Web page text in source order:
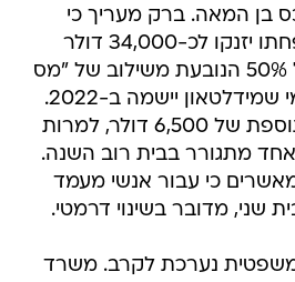
בן המאה. ברק מעריך כי
מיסי הרכוש של משפחתו יזנקו לכ-34,000 דולר
בשנה, עלייה של מעל 50% הנובעת משילוב של "מס
יישמה ב-2022.
הוא חושש שיחויב בתוספת של 6,500 דולר, למרות
מתגורר בבית רוב השנה.
מאשרים כי עבור אנשי מעמד
שני, מדובר בשינוי דרמטי.
נערכת לקרב. משרד